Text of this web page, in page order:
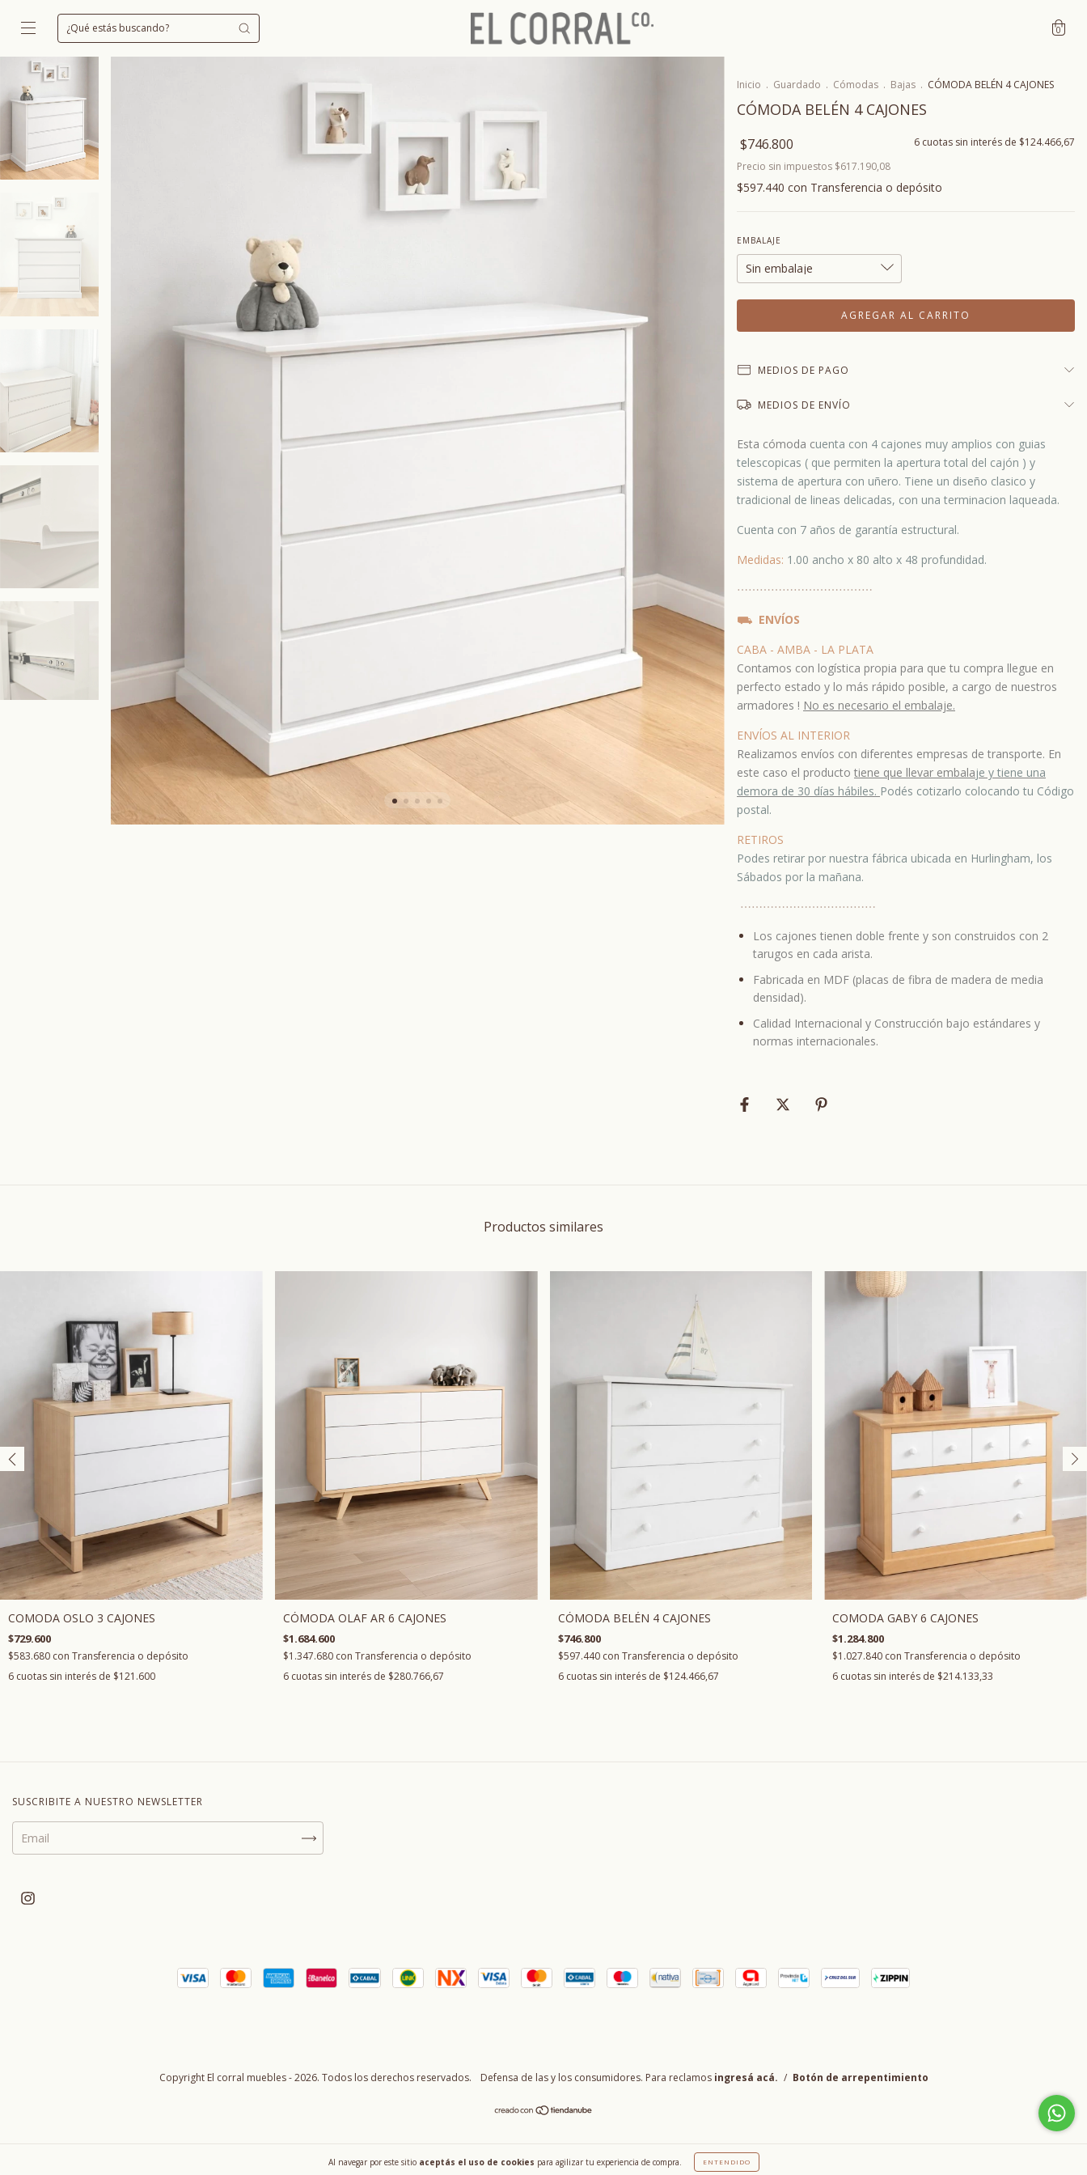
0
Al navegar por este sitio aceptás el uso de cookies para agilizar tu experiencia de compra. ENTENDIDO
Inicio . Guardado . Cómodas . Bajas . CÓMODA BELÉN 4 CAJONES
CÓMODA BELÉN 4 CAJONES
$746.800 6 cuotas sin interés de $124.466,67
Precio sin impuestos $617.190,08
$597.440 con Transferencia o depósito
EMBALAJE
MEDIOS DE PAGO
MEDIOS DE ENVÍO
Esta cómoda cuenta con 4 cajones muy amplios con guias
telescopicas ( que permiten la apertura total del cajón ) y
sistema de apertura con uñero. Tiene un diseño clasico y
tradicional de lineas delicadas, con una terminacion laqueada.
Cuenta con 7 años de garantía estructural.
Medidas: 1.00 ancho x 80 alto x 48 profundidad.
⋯⋯⋯⋯⋯⋯⋯⋯⋯⋯⋯⋯
⛟ ENVÍOS
CABA - AMBA - LA PLATA
Contamos con logística propia para que tu compra llegue en
perfecto estado y lo más rápido posible, a cargo de nuestros
armadores ! No es necesario el embalaje.
ENVÍOS AL INTERIOR
Realizamos envíos con diferentes empresas de transporte. En
este caso el producto tiene que llevar embalaje y tiene una
demora de 30 días hábiles. Podés cotizarlo colocando tu Código
postal.
RETIROS
Podes retirar por nuestra fábrica ubicada en Hurlingham, los
Sábados por la mañana.
⋯⋯⋯⋯⋯⋯⋯⋯⋯⋯⋯⋯
Los cajones tienen doble frente y son construidos con 2
tarugos en cada arista.
Fabricada en MDF (placas de fibra de madera de media
densidad).
Calidad Internacional y Construcción bajo estándares y
normas internacionales.
Productos similares
COMODA OSLO 3 CAJONES
$729.600
$583.680 con Transferencia o depósito
6 cuotas sin interés de $121.600
CÓMODA OLAF AR 6 CAJONES
$1.684.600
$1.347.680 con Transferencia o depósito
6 cuotas sin interés de $280.766,67
CÓMODA BELÉN 4 CAJONES
$746.800
$597.440 con Transferencia o depósito
6 cuotas sin interés de $124.466,67
COMODA GABY 6 CAJONES
$1.284.800
$1.027.840 con Transferencia o depósito
6 cuotas sin interés de $214.133,33
SUSCRIBITE A NUESTRO NEWSLETTER
Copyright El corral muebles - 2026. Todos los derechos reservados. Defensa de las y los consumidores. Para reclamos ingresá acá. / Botón de arrepentimiento